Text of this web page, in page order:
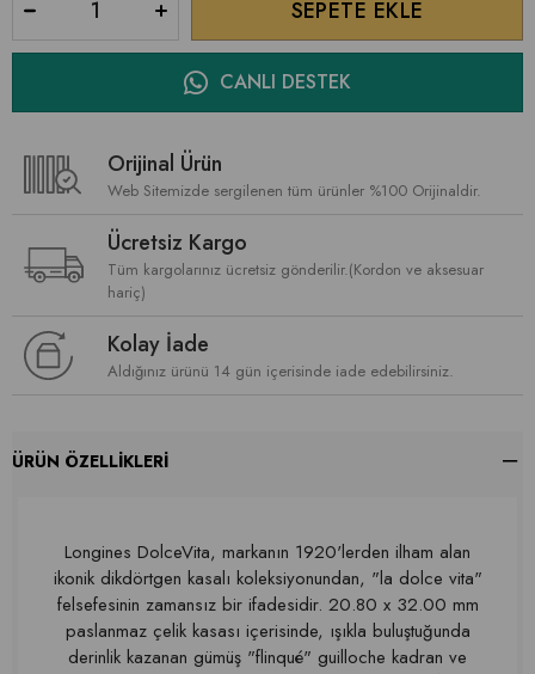
CANLI DESTEK
Orijinal Ürün
Web Sitemizde sergilenen tüm ürünler %100 Orijinaldir.
Ücretsiz Kargo
Tüm kargolarınız ücretsiz gönderilir.(Kordon ve aksesuar
hariç)
Kolay İade
Aldığınız ürünü 14 gün içerisinde iade edebilirsiniz.
ÜRÜN ÖZELLIKLERI
Longines DolceVita, markanın 1920'lerden ilham alan
ikonik dikdörtgen kasalı koleksiyonundan, "la dolce vita"
felsefesinin zamansız bir ifadesidir. 20.80 x 32.00 mm
paslanmaz çelik kasası içerisinde, ışıkla buluştuğunda
derinlik kazanan gümüş "flinqué" guilloche kadran ve